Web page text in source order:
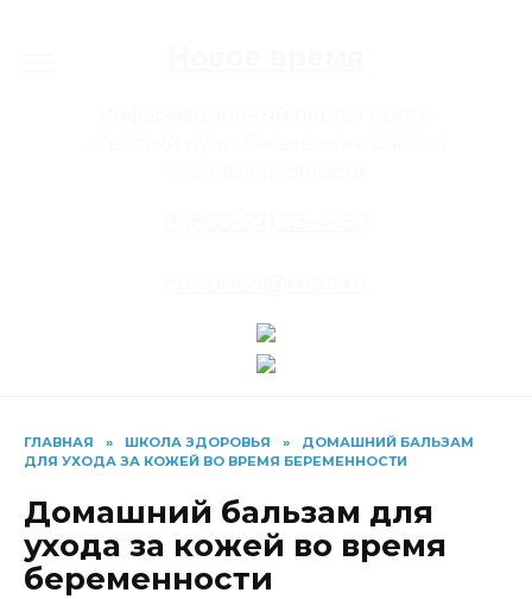
ГЛАВНАЯ » ШКОЛА ЗДОРОВЬЯ »
ДОМАШНИЙ БАЛЬЗАМ
ДЛЯ УХОДА ЗА КОЖЕЙ ВО ВРЕМЯ БЕРЕМЕННОСТИ
Домашний бальзам для
ухода за кожей во время
беременности